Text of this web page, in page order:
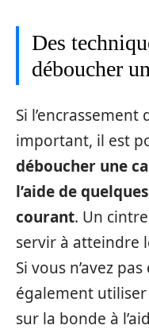
Des
déboucher
Si l’encrassement
important, il est
déboucher une
l’aide de
courant. Un
servir à atteindre
Si vous n’avez
également
sur la bonde à